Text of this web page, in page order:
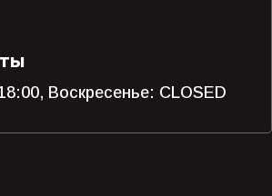
Воскресенье: CLOSED